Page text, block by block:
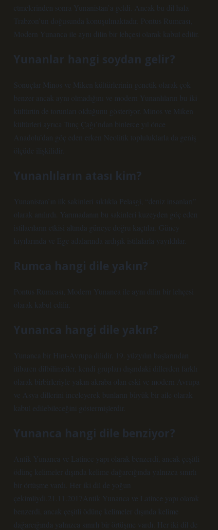
etmelerinden sonra Yunanistan’a geldi. Ancak bu dil hala
Trabzon’un doğusunda konuşulmaktadır. Pontus Rumcası,
Modern Yunanca ile aynı dilin bir lehçesi olarak kabul edilir.
Yunanlar hangi soydan gelir?
Sonuçlar Minos ve Miken kültürlerinin genetik olarak çok
benzer ancak aynı olmadığını ve modern Yunanlıların bu iki
kültürün de torunları olduğunu gösteriyor. Minos ve Miken
kültürleri ayrıca Tunç Çağı’ndan binlerce yıl önce
Anadolu’dan göç eden erken Neolitik topluluklarla da geniş
ölçüde ilişkilidir.
Yunanlıların atası kim?
Yunanistan’ın ilk sakinleri sıklıkla Pelasgi, “deniz insanları”
olarak anılırdı. Yarımadanın bu sakinleri kuzeyden göç eden
istilacıların etkisi altında güneye doğru kaçtılar. Güney
kıyılarında ve Ege adalarında ardışık istilalarla yayıldılar.
Rumca hangi dile yakın?
Pontus Rumcası, Modern Yunanca ile aynı dilin bir lehçesi
olarak kabul edilir.
Yunanca hangi dile yakın?
Yunanca bir Hint-Avrupa dilidir. 19. yüzyılın başlarından
itibaren dilbilimciler, kendi grupları dışındaki dillerden farklı
olarak birbirleriyle yakın akraba olan eski ve modern Avrupa
ve Asya dillerini inceleyerek bunların büyük bir aile olarak
kabul edilebileceğini göstermişlerdir.
Yunanca hangi dile benziyor?
Antik Yunanca ve Latince yapı olarak benzerdi, ancak çeşitli
ödünç kelimeler dışında kelime dağarcığında yalnızca sınırlı
bir örtüşme vardı. Her iki dil de yoğun
çekimliydi.21.11.2017Antik Yunanca ve Latince yapı olarak
benzerdi, ancak çeşitli ödünç kelimeler dışında kelime
dağarcığında yalnızca sınırlı bir örtüşme vardı. Her iki dil de